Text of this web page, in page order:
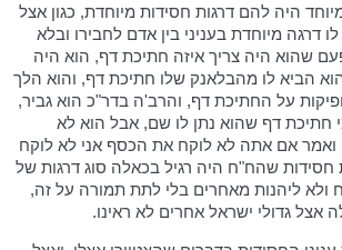
היה להם דרגות חסידות מיוחדת, כגון אצל
דרגה מיוחדת בעניני בין אדם לחבירו ובלא
שהוא היה צריך איזה חתיכת דף, הוא היה
הביא לו מהבלאנק שלו חתיכת דף, והוא הלך
על החתיכת דף, והרב'ה בדר"כ הוא גביר,
חתיכת דף שהוא נתן לו שם, אבל הוא לא
אם אתה לא לוקח את הכסף אני לא לוקח
חסידות שהח"ח היה רגיל בכאלה סוג דרגות של
ולא ליהנות מאחרים בלי לתת תמורה על זה,
אצל גדולי ישראל אחרים לא ראינו.